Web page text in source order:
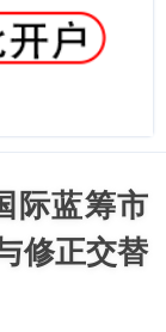
际蓝筹市
修正交替